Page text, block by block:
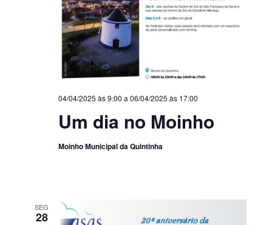
Um dia no Moinho
04/04/2025 às 9:00 a 06/04/2025 às 17:00
Moinho Municipal da Quintinha
SEG
28